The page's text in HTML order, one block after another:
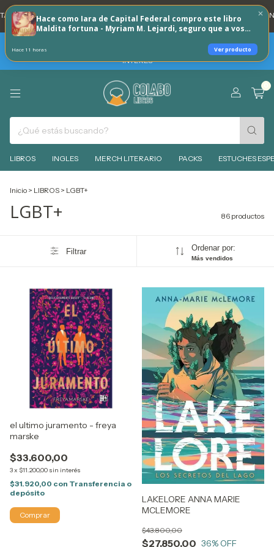
Hace como Iara de Capital Federal compro este libro
Maldita fortuna - Myriam M. Lejardi, seguro que a vos
Hace 11 horas Ver producto
20% REINTEGRO TODOS LOS DÍAS 🐶 💳 3 CUOTAS SIN INTERES CON
TARJETAS BBVA -HOY SABADO 8 DE AGOSTO 30% REINTEGRO + 3
CUOTAS SIN INTERES - MIERCOLES 12 DE AGOSTO 6 CUOTAS SIN
INTERES
LIBROS INGLES MERCH LITERARIO PACKS ESTUCHES
Inicio > LIBROS > LGBT+
LGBT+ 86 productos
Filtrar Ordenar por:
Más vendidos
el ultimo juramento - freya
marske
$33.600,00
3x $11.200,00 sin interés
$31.920,00 con Transferencia o
depósito
LAKELORE ANNA MARIE
MCLEMORE
$27.850,00
$43.800,00
36% OFF